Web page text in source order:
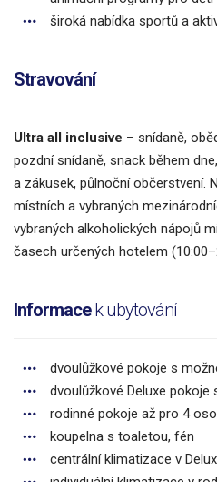
široká nabídka sportů a
Stravování
Ultra all inclusive – snídaně,
pozdní snídaně, snack během
a zákusek, půlnoční občerstvení.
místních a vybraných
vybraných alkoholických nápojů
časech určených hotelem
Informacek ubytování
dvoulůžkové pokoje s
dvoulůžkové Deluxe
rodinné pokoje až pro 4
koupelna s toaletou, fén
centrální klimatizace v